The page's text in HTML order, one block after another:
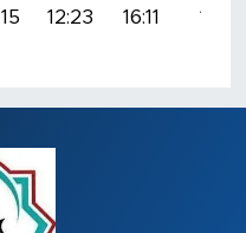
12:23 16:11 19:21